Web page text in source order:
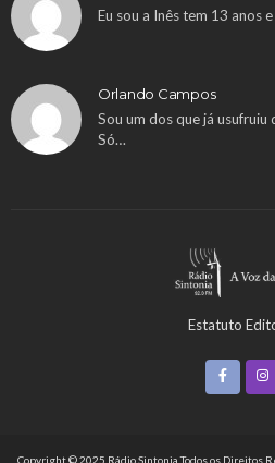
Eu sou a Inês tem 13 anos
Orlando Campos
Sou um dos que já
Só…
Estatuto
Copyright © 2025 Rádio Sintonia Todos os Direitos